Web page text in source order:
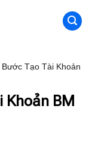
Tạo Tài Khoản
Khoản BM